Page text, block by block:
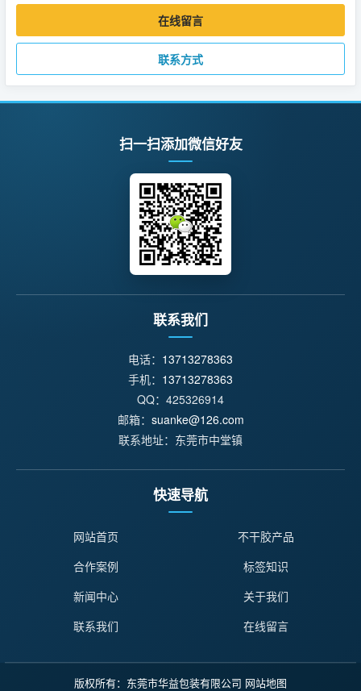
在线留言
联系方式
扫一扫添加微信好友
联系我们
电话： 13713278363
手机： 13713278363
QQ：425326914
邮箱： suanke@126.com
联系地址：东莞市中堂镇
快速导航
网站首页
不干胶产品
合作案例
标签知识
新闻中心
关于我们
联系我们
在线留言
版权所有：东莞市华益包装有限公司 网站地图